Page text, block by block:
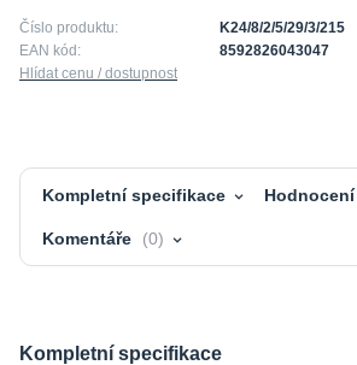
Číslo produktu:
K24/8/2/5/29/3/215
EAN kód:
8592826043047
Hlídat cenu / dostupnost
Kompletní specifikace Hodnocení
Komentáře 0
Kompletní specifikace